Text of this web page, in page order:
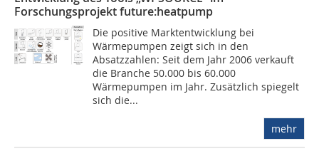
Forschungsprojekt future:heatpump
Die positive Marktentwicklung bei
Wärmepumpen zeigt sich in den
Absatzzahlen: Seit dem Jahr 2006 verkauft
die Branche 50.000 bis 60.000
Wärmepumpen im Jahr. Zusätzlich spiegelt
sich die...
mehr